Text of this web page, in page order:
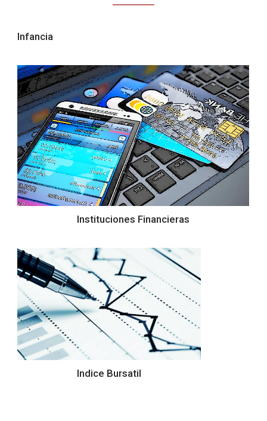
Infancia
Instituciones Financieras
Indice Bursatil